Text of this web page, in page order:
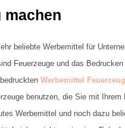
machen
beliebte Werbemittel für
Feuerzeuge und das
Werbemittel
benutzen, die Sie mit
Werbemittel und noch dazu